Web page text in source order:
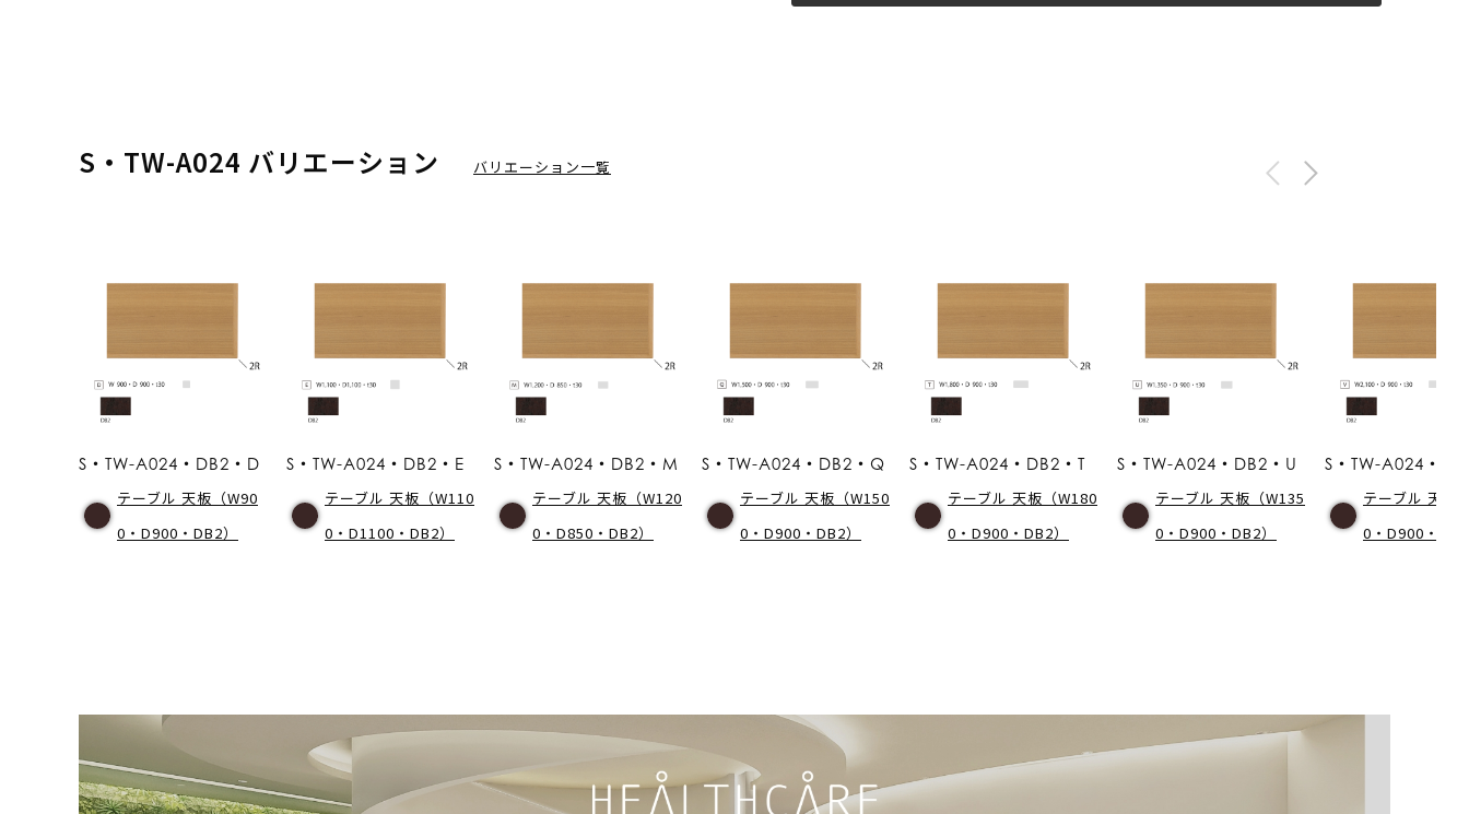
S・TW-A024 バリエーション バリエーション一覧
S・TW-A024・DB2・D
テーブル 天板（W90
0・D900・DB2）
S・TW-A024・DB2・E
テーブル 天板（W110
0・D1100・DB2）
S・TW-A024・DB2・M
テーブル 天板（W120
0・D850・DB2）
S・TW-A024・DB2・Q
テーブル 天板（W150
0・D900・DB2）
S・TW-A024・DB2・T
テーブル 天板（W180
0・D900・DB2）
S・TW-A024・DB2・U
テーブル 天板（W135
0・D900・DB2）
S・TW-A024・
テーブル 天板
0・D900・